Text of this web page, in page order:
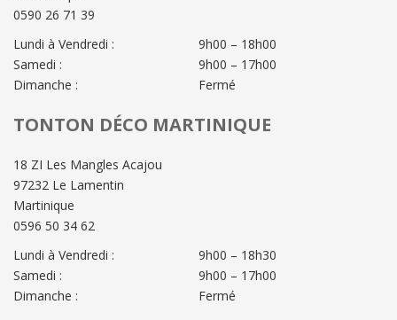
0590 26 71 39
Lundi à Vendredi :
Samedi :
Dimanche :
9h00 – 18h00
9h00 – 17h00
Fermé
TONTON DÉCO MARTINIQUE
18 ZI Les Mangles Acajou
97232 Le Lamentin
Martinique
0596 50 34 62
Lundi à Vendredi :
Samedi :
Dimanche :
9h00 – 18h30
9h00 – 17h00
Fermé